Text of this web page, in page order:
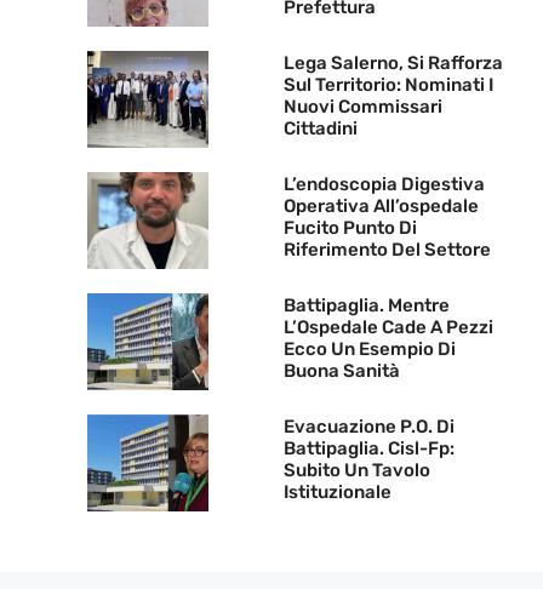
Prefettura
Lega Salerno, Si Rafforza
Sul Territorio: Nominati I
Nuovi Commissari
Cittadini
L’endoscopia Digestiva
Operativa All’ospedale
Fucito Punto Di
Riferimento Del Settore
Battipaglia. Mentre
L’Ospedale Cade A Pezzi
Ecco Un Esempio Di
Buona Sanità
Evacuazione P.O. Di
Battipaglia. Cisl-Fp:
Subito Un Tavolo
Istituzionale